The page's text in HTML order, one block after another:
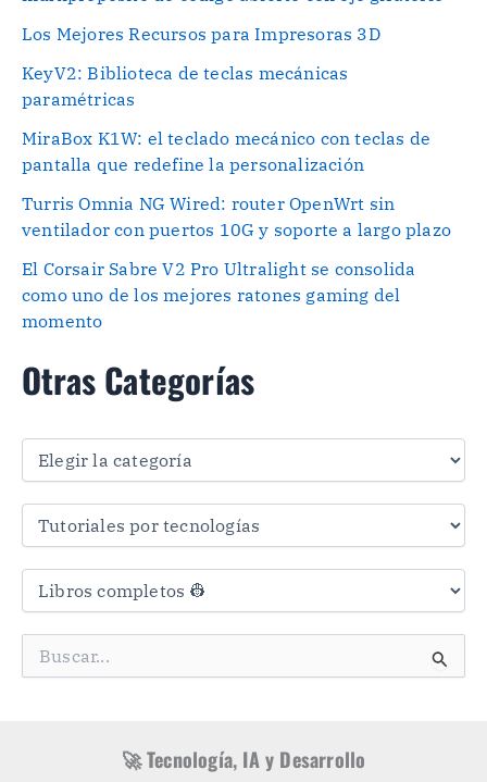
Los Mejores Recursos para Impresoras 3D
KeyV2: Biblioteca de teclas mecánicas
paramétricas
MiraBox K1W: el teclado mecánico con teclas de
pantalla que redefine la personalización
Turris Omnia NG Wired: router OpenWrt sin
ventilador con puertos 10G y soporte a largo plazo
El Corsair Sabre V2 Pro Ultralight se consolida
como uno de los mejores ratones gaming del
momento
Otras Categorías
O
a
a
🚀 Tecnología, IA y Desarrollo